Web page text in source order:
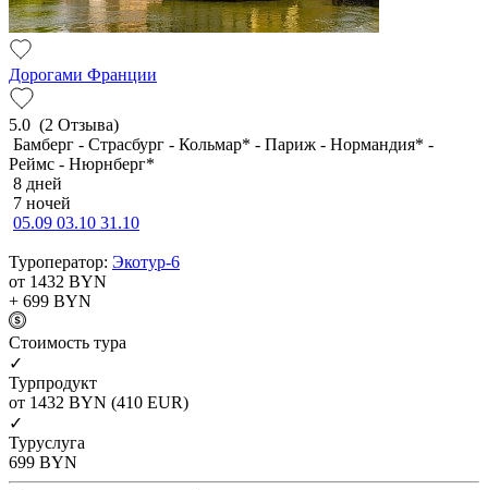
Дорогами Франции
5.0 (2 Отзыва)
Бамберг - Страсбург - Кольмар* - Париж - Нормандия* -
Реймс - Нюрнберг*
8 дней
7 ночей
05.09 03.10 31.10
Туроператор: Экотур-6
от 1432 BYN
+ 699 BYN
Cтоимость тура
✓
Турпродукт
от 1432 BYN (410 EUR)
✓
Туруслуга
699 BYN